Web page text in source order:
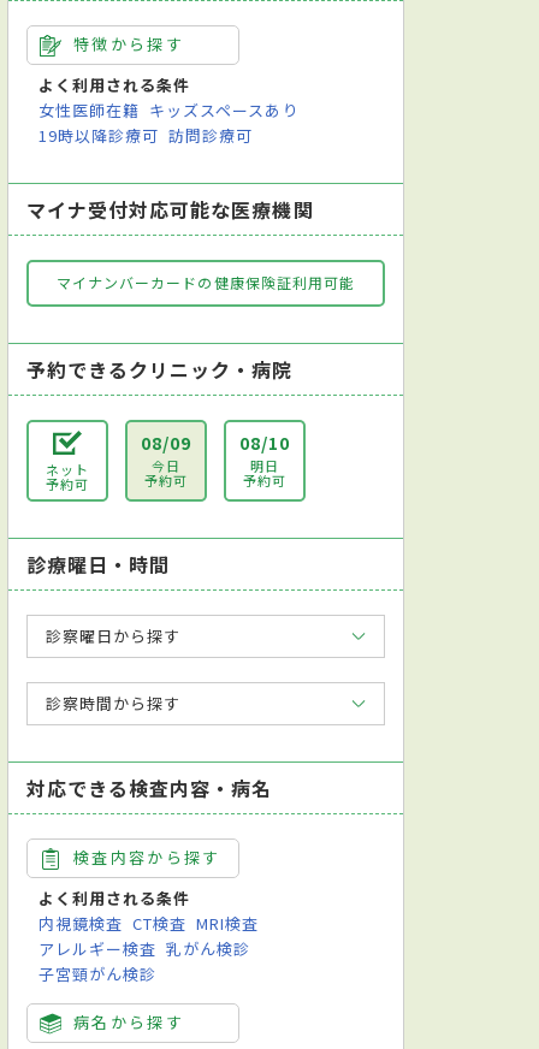
特徴から探す
よく利用される条件
女性医師在籍 キッズスペースあり
19時以降診療可 訪問診療可
マイナ受付対応可能な医療機関
マイナンバーカードの健康保険証利用可能
予約できるクリニック・病院
ネット
予約可
08/09
今日
予約可
08/10
明日
予約可
診療曜日・時間
診察曜日から探す
診察時間から探す
対応できる検査内容・病名
検査内容から探す
よく利用される条件
内視鏡検査 CT検査 MRI検査
アレルギー検査 乳がん検診
子宮頸がん検診
病名から探す